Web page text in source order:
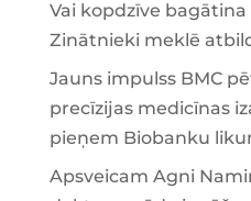
Vai kopdzīve
Zinātnieki meklē
Jauns impulss BMC
precīzijas medicīnas
pieņem Biobanku
Apsveicam Agni